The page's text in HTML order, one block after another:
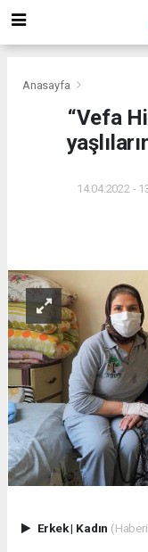
Anasayfa
“Vefa
14.04.2022 -
Erkek| Kadın